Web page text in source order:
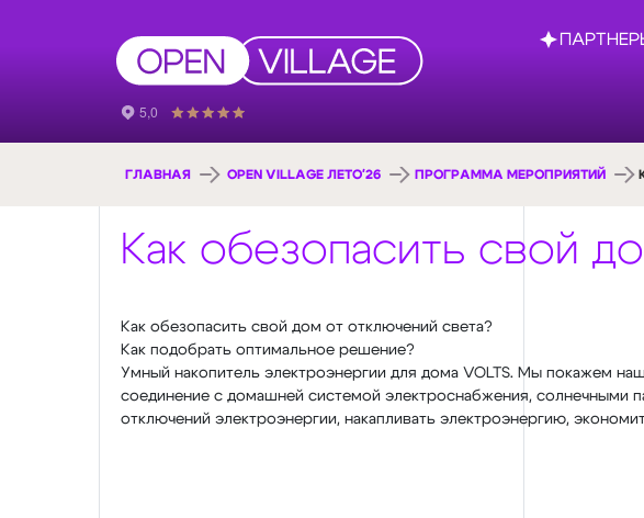
ГЛАВНАЯ OPEN VILLAGE ЛЕТО'26 ПРОГРАММА МЕРОПРИЯТИЙ
Как обезопасить свой
Как обезопасить свой дом от отключений света?
Как подобрать оптимальное решение?
Умный накопитель электроэнергии для дома VOLTS. Мы покажем
соединение с домашней системой электроснабжения, солнечными
отключений электроэнергии, накапливать электроэнергию,